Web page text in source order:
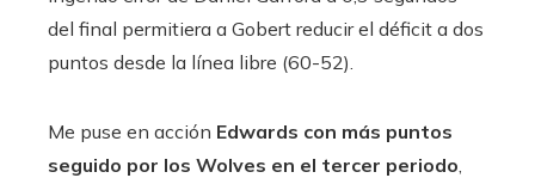
del final permitiera a Gobert reducir el déficit a dos
puntos desde la línea libre (60-52).
Me puse en acción Edwards con más puntos
seguido por los Wolves en el tercer periodo